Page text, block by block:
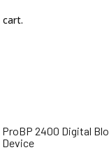
ProBP 2400 Digital
Device